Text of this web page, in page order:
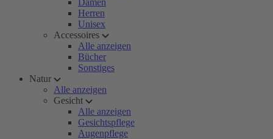
Damen
Herren
Unisex
Accessoires
Alle anzeigen
Bücher
Sonstiges
Natur
Alle anzeigen
Gesicht
Alle anzeigen
Gesichtspflege
Augenpflege